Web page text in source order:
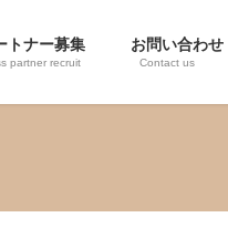
トナー募集
partner recruit
お問い合わせ
Contact us